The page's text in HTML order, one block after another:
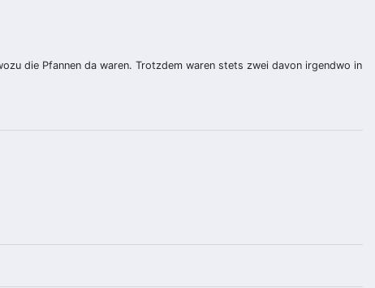
die Pfannen da waren. Trotzdem waren stets zwei davon irgendwo in